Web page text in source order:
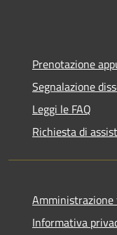
Prenotazione
Segnalazione
Leggi le FAQ
Richiesta di
Informativa